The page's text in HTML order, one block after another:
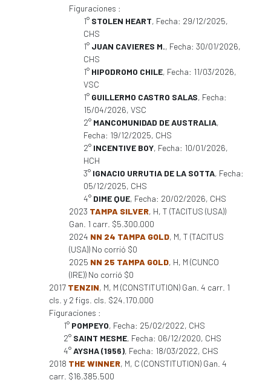
Figuraciones :
1° STOLEN HEART, Fecha: 29/12/2025,
CHS
1° JUAN CAVIERES M., Fecha: 30/01/2026,
CHS
1° HIPODROMO CHILE, Fecha: 11/03/2026,
VSC
1° GUILLERMO CASTRO SALAS, Fecha:
15/04/2026, VSC
2° MANCOMUNIDAD DE AUSTRALIA,
Fecha: 19/12/2025, CHS
2° INCENTIVE BOY, Fecha: 10/01/2026,
HCH
3° IGNACIO URRUTIA DE LA SOTTA, Fecha:
05/12/2025, CHS
4° DIME QUE, Fecha: 20/02/2026, CHS
2023 TAMPA SILVER, H, T (TACITUS (USA))
Gan. 1 carr. $5.300.000
2024 NN 24 TAMPA GOLD, M, T (TACITUS
(USA)) No corrió $0
2025 NN 25 TAMPA GOLD, H, M (CUNCO
(IRE)) No corrió $0
2017 TENZIN, M, M (CONSTITUTION) Gan. 4 carr. 1
cls. y 2 figs. cls. $24.170.000
Figuraciones :
1° POMPEYO, Fecha: 25/02/2022, CHS
2° SAINT MESME, Fecha: 06/12/2020, CHS
4°AYSHA (1956), Fecha: 18/03/2022, CHS
2018 THE WINNER, M, C (CONSTITUTION) Gan. 4
carr. $16.385.500